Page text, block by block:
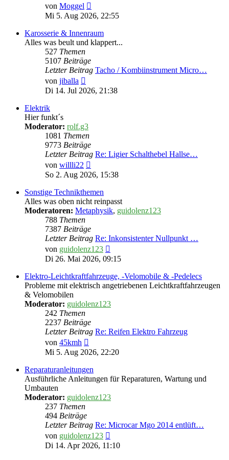
von Moggel
Beitrag
Mi 5. Aug 2026, 22:55
Karosserie & Innenraum
Alles was beult und klappert...
527 Themen
5107 Beiträge
Letzter Beitrag Tacho / Kombiinstrument Micro…
von jiballa
Beitrag
Di 14. Jul 2026, 21:38
Elektrik
Hier funkt´s
Moderator: rolf.g3
1081 Themen
9773 Beiträge
Letzter Beitrag Re: Ligier Schalthebel Hallse…
von willli22
Beitrag
So 2. Aug 2026, 15:38
Sonstige Technikthemen
Alles was oben nicht reinpasst
Moderatoren: Metaphysik, guidolenz123
788 Themen
7387 Beiträge
Letzter Beitrag Re: Inkonsistenter Nullpunkt …
von guidolenz123
Beitrag
Di 26. Mai 2026, 09:15
Elektro-Leichtkraftfahrzeuge, -Velomobile & -Pedelecs
Probleme mit elektrisch angetriebenen Leichtkraftfahrzeugen
& Velomobilen
Moderator: guidolenz123
242 Themen
2237 Beiträge
Letzter Beitrag Re: Reifen Elektro Fahrzeug
von 45kmh
Beitrag
Mi 5. Aug 2026, 22:20
Reparaturanleitungen
Ausführliche Anleitungen für Reparaturen, Wartung und
Umbauten
Moderator: guidolenz123
237 Themen
494 Beiträge
Letzter Beitrag Re: Microcar Mgo 2014 entlüft…
von guidolenz123
Beitrag
Di 14. Apr 2026, 11:10